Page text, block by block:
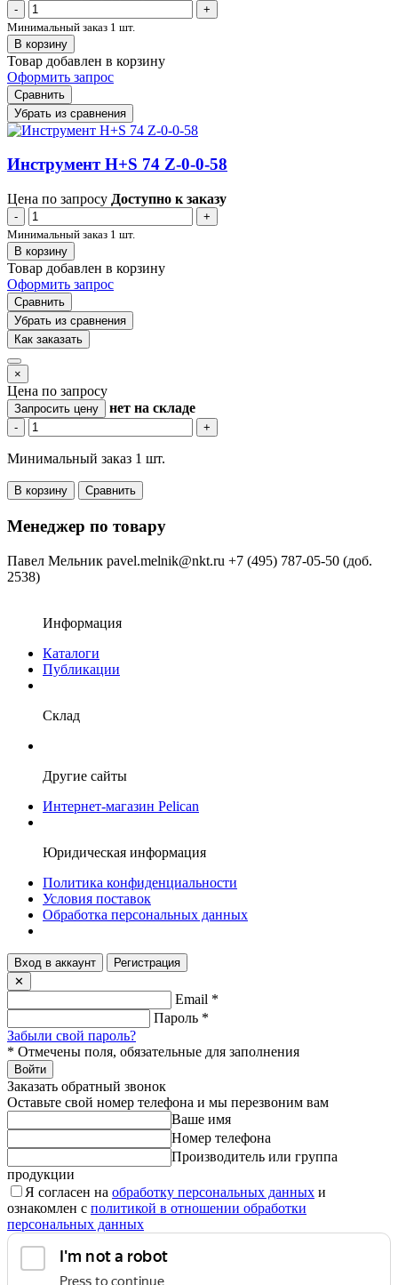
-
+
Минимальный заказ 1 шт.
В корзину
Товар добавлен в корзину
Оформить запрос
Сравнить
Убрать из сравнения
Инструмент H+S 74 Z-0-0-58
Цена по запросу Доступно к заказу
-
+
Минимальный заказ 1 шт.
В корзину
Товар добавлен в корзину
Оформить запрос
Сравнить
Убрать из сравнения
Как заказать
×
Цена по запросу
Запросить цену нет на складе
- +
Минимальный заказ 1 шт.
В корзину Сравнить
Менеджер по товару
Павел Мельник pavel.melnik@nkt.ru +7 (495) 787-05-50 (доб.
2538)
Информация
Каталоги
Публикации
Склад
Другие сайты
Интернет-магазин Pelican
Юридическая информация
Политика конфиденциальности
Условия поставок
Обработка персональных данных
Вход в аккаунт
Регистрация
✕
Email *
Пароль *
Забыли свой пароль?
* Отмечены поля, обязательные для заполнения
Войти
Заказать обратный звонок
Оставьте свой номер телефона и мы перезвоним вам
Ваше имя
Номер телефона
Производитель или группа
продукции
Я согласен на обработку персональных данных и
ознакомлен с политикой в отношении обработки
персональных данных